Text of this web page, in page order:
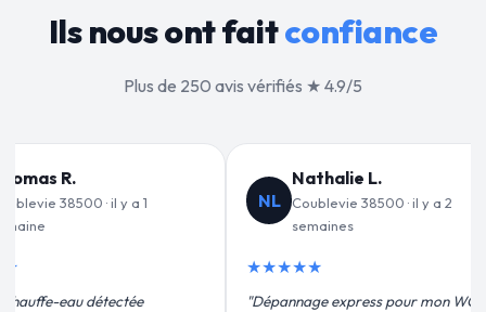
Ils nous ont faitconfiance
Plus de 250 avis vérifiés ★ 4.9/5
L.
38500 · il y a 2
pour mon WC
JF
Jean-François C.
Coublevie 38500 · il y a 3
semaines
★★★★★
"Remplacement de mon chauffe-eau en